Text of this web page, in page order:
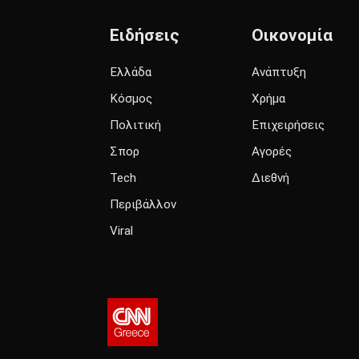
Ειδήσεις
Ελλάδα
Κόσμος
Πολιτική
Σπορ
Tech
Περιβάλλον
Viral
Οικονομία
Ανάπτυξη
Χρήμα
Επιχειρήσεις
Αγορές
Διεθνή